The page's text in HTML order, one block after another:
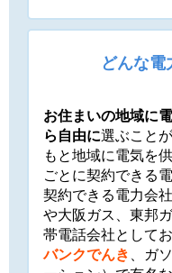
どんな電
お住まいの地域に
ら自由に選ぶこと
もと地域に電気を
ごとに契約できる
契約できる電力会
や大阪ガス、東邦
帯電話会社として
バンクでんき 、ガ